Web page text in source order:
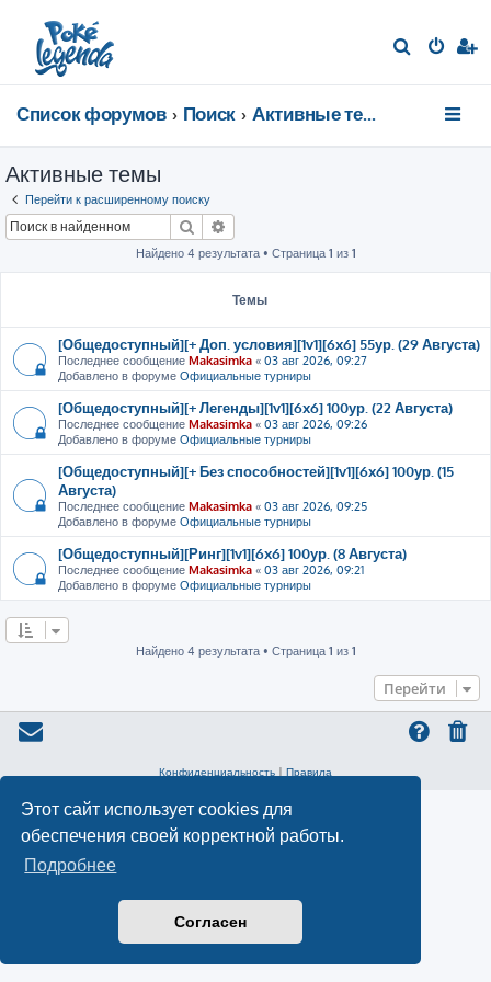
Этот сайт использует cookies для
обеспечения своей корректной работы.
Подробнее
Согласен
Список форумов Поиск Активные темы
Активные темы
Перейти к расширенному поиску
Поиск
Найдено 4 результата • Страница 1 из 1
Темы
[Общедоступный][+ Доп. условия][1v1][6x6] 55ур. (29 Августа)
Последнее сообщение Makasimka « 03 авг 2026, 09:27
Добавлено в форуме Официальные турниры
[Общедоступный][+ Легенды][1v1][6x6] 100ур. (22 Августа)
Последнее сообщение Makasimka « 03 авг 2026, 09:26
Добавлено в форуме Официальные турниры
[Общедоступный][+ Без способностей][1v1][6x6] 100ур. (15
Августа)
Последнее сообщение Makasimka « 03 авг 2026, 09:25
Добавлено в форуме Официальные турниры
[Общедоступный][Ринг][1v1][6x6] 100ур. (8 Августа)
Последнее сообщение Makasimka « 03 авг 2026, 09:21
Добавлено в форуме Официальные турниры
Найдено 4 результата • Страница 1 из 1
Перейти
Конфиденциальность | Правила